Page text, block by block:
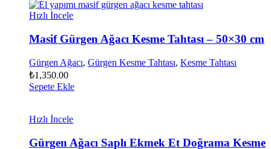
Hızlı İncele
Masif Gürgen Ağacı Kesme Tahtası – 50×30 cm
Gürgen Ağacı, Gürgen Kesme Tahtası, Kesme Tahtası
₺1,350.00
Sepete Ekle
Hızlı İncele
Gürgen Ağacı Saplı Ekmek Et Doğrama Kesme